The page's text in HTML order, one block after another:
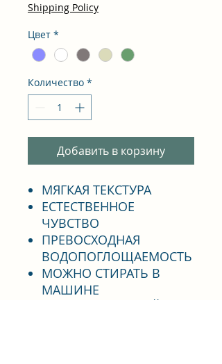
Shipping Policy
Цвет *
Количество *
Добавить в корзину
МЯГКАЯ ТЕКСТУРА
ЕСТЕСТВЕННОЕ
ЧУВСТВО
ПРЕВОСХОДНАЯ
ВОДОПОГЛОЩАЕМОСТЬ
МОЖНО СТИРАТЬ В
МАШИНЕ